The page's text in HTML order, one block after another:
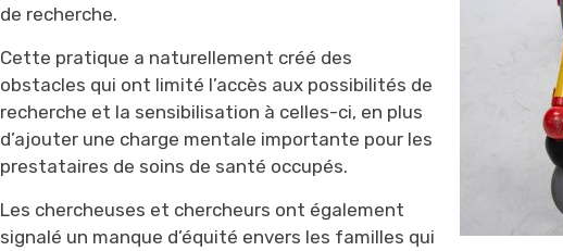
de recherche.
Cette pratique a naturellement créé des
obstacles qui ont limité l’accès aux possibilités de
recherche et la sensibilisation à celles-ci, en plus
d’ajouter une charge mentale importante pour les
prestataires de soins de santé occupés.
Les chercheuses et chercheurs ont également
signalé un manque d’équité envers les familles qui